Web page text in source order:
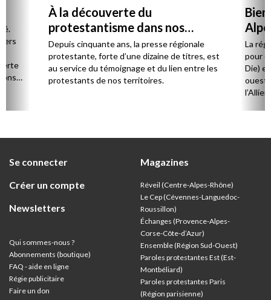
À la découverte du
protestantisme dans nos
régions
Depuis cinquante ans, la presse régionale
protestante, forte d’une dizaine de titres, est
au service du témoignage et du lien entre les
protestants de nos territoires.
La
pour
Die)
ouest,
Se connecter
Créer un compte
Newsletters
Qui sommes-nous ?
Abonnements (boutique)
FAQ - aide en ligne
Régie publicitaire
Faire un don
Magazines
Réveil (Centre-Alpes-Rhône)
Le Cep (Cévennes-Languedoc-
Roussillon)
Échanges (Provence-Alpes-
Corse-Côte-d’Azur)
Ensemble (Région Sud-Ouest)
Paroles protestantes Est (Est-
Montbéliard)
Paroles protestantes Paris
(Région parisienne)